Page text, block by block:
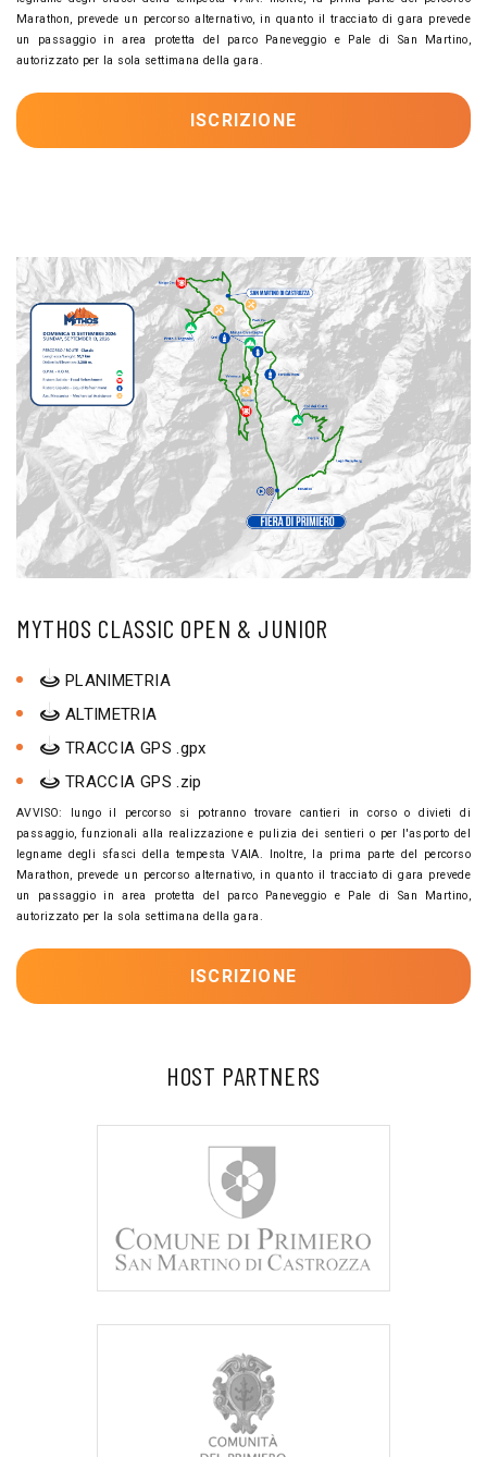
Marathon, prevede un percorso alternativo, in quanto il tracciato di gara prevede
un passaggio in area protetta del parco Paneveggio e Pale di San Martino,
autorizzato per la sola settimana della gara.
ISCRIZIONE
MYTHOS CLASSIC OPEN & JUNIOR
PLANIMETRIA
ALTIMETRIA
TRACCIA GPS .gpx
TRACCIA GPS .zip
AVVISO: lungo il percorso si potranno trovare cantieri in corso o divieti di
passaggio, funzionali alla realizzazione e pulizia dei sentieri o per l'asporto del
legname degli sfasci della tempesta VAIA. Inoltre, la prima parte del percorso
Marathon, prevede un percorso alternativo, in quanto il tracciato di gara prevede
un passaggio in area protetta del parco Paneveggio e Pale di San Martino,
autorizzato per la sola settimana della gara.
ISCRIZIONE
HOST PARTNERS